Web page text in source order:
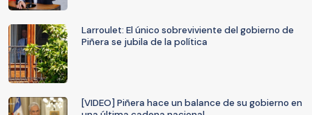
Larroulet: El único sobreviviente del gobierno de
Piñera se jubila de la política
[VIDEO] Piñera hace un balance de su gobierno en